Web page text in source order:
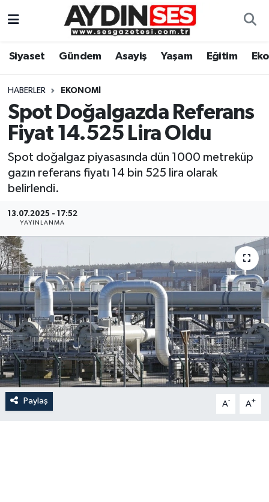
Siyaset Gündem Asayiş Yaşam Eğitim
HABERLER EKONOMI
Spot Doğalgazda Referans
Fiyat 14.525 Lira Oldu
Spot doğalgaz piyasasında dün 1000 metreküp
gazın referans fiyatı 14 bin 525 lira olarak
belirlendi.
13.07.2025 - 17:52
YAYINLANMA
Paylaş A- A+
Gündem
Siyaset
Ekonomi
Yaşam
Spor
Aydın Hava Durumu
Aydin Namaz Vakitleri
Aydın Trafik Yoğunluk Haritası
Süper Lig Puan Durumu ve Fikstür
Haber Arşivi